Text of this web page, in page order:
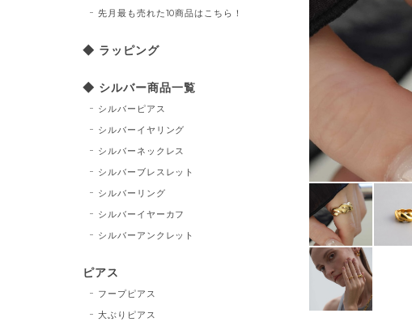
先月最も売れた10商品はこちら！
◆ ラッピング
◆ シルバー商品一覧
シルバーピアス
シルバーイヤリング
シルバーネックレス
シルバーブレスレット
シルバーリング
シルバーイヤーカフ
シルバーアンクレット
ピアス
フープピアス
大ぶりピアス